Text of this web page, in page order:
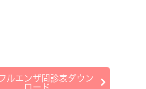
ルエンザ問診表ダウン
ロード